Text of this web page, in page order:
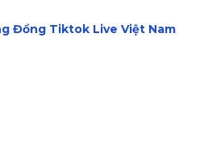
Đồng Tiktok Live Việt Nam